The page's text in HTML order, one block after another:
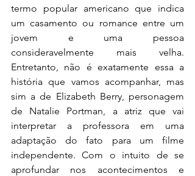
termo popular americano que indica
um casamento ou romance entre um
jovem e uma pessoa
consideravelmente mais velha.
Entretanto, não é exatamente essa a
história que vamos acompanhar, mas
sim a de Elizabeth Berry, personagem
de Natalie Portman, a atriz que vai
interpretar a professora em uma
adaptação do fato para um filme
independente. Com o intuito de se
aprofundar nos acontecimentos e